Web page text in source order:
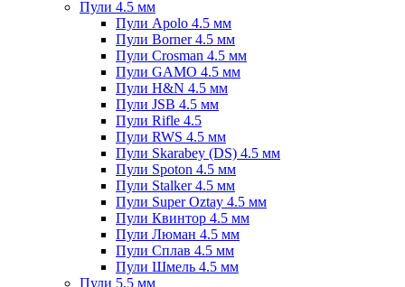
Пули 4.5 мм
Пули Apolo 4.5 мм
Пули Borner 4.5 мм
Пули Crosman 4.5 мм
Пули GAMO 4.5 мм
Пули H&N 4.5 мм
Пули JSB 4.5 мм
Пули Rifle 4.5
Пули RWS 4.5 мм
Пули Skarabey (DS) 4.5 мм
Пули Spoton 4.5 мм
Пули Stalker 4.5 мм
Пули Super Oztay 4.5 мм
Пули Квинтор 4.5 мм
Пули Люман 4.5 мм
Пули Сплав 4.5 мм
Пули Шмель 4.5 мм
Пули 5.5 мм